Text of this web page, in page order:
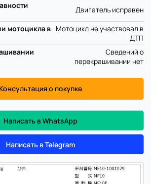
Двигатель исправен
мотоцикла в Мотоцикл не участвовал в
ДТП
Сведений о
перекрашивании нет
Консультация о покупке
Написать в WhatsApp
Написать в Telegram